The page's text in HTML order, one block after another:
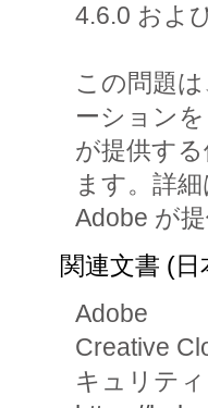
4.6.0 およ
この問題
ーション
が提供す
ます。詳
Adobe が
関連文書 (日
Adobe
Creative
キュリテ